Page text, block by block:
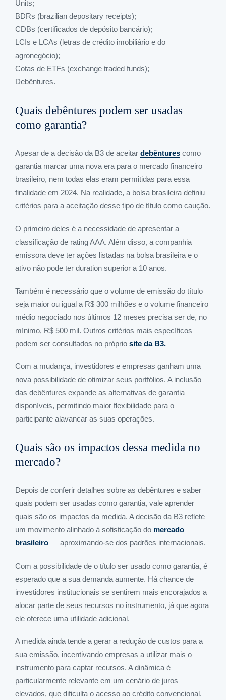
Units;
BDRs (brazilian depositary receipts);
CDBs (certificados de depósito bancário);
LCIs e LCAs (letras de crédito imobiliário e do
agronegócio);
Cotas de ETFs (exchange traded funds);
Debêntures.
Quais debêntures podem ser usadas
como garantia?
Apesar de a decisão da B3 de aceitardebêntures como
garantia marcar uma nova era para o mercado financeiro
brasileiro, nem todas elas eram permitidas para essa
finalidade em 2024. Na realidade, a bolsa brasileira definiu
critérios para a aceitação desse tipo de título como caução.
O primeiro deles é a necessidade de apresentar a
classificação de rating AAA. Além disso, a companhia
emissora deve ter ações listadas na bolsa brasileira e o
ativo não pode ter duration superior a 10 anos.
Também é necessário que o volume de emissão do título
seja maior ou igual a R$ 300 milhões e o volume financeiro
médio negociado nos últimos 12 meses precisa ser de, no
mínimo, R$ 500 mil. Outros critérios mais específicos
podem ser consultados no própriosite da B3.
Com a mudança, investidores e empresas ganham uma
nova possibilidade de otimizar seus portfólios. A inclusão
das debêntures expande as alternativas de garantia
disponíveis, permitindo maior flexibilidade para o
participante alavancar as suas operações.
Quais são os impactos dessa medida no
mercado?
Depois de conferir detalhes sobre as debêntures e saber
quais podem ser usadas como garantia, vale aprender
quais são os impactos da medida. A decisão da B3 reflete
um movimento alinhado à sofisticação do mercado
brasileiro — aproximando-se dos padrões internacionais.
Com a possibilidade de o título ser usado como garantia, é
esperado que a sua demanda aumente. Há chance de
investidores institucionais se sentirem mais encorajados a
alocar parte de seus recursos no instrumento, já que agora
ele oferece uma utilidade adicional.
A medida ainda tende a gerar a redução de custos para a
sua emissão, incentivando empresas a utilizar mais o
instrumento para captar recursos. A dinâmica é
particularmente relevante em um cenário de juros
elevados, que dificulta o acesso ao crédito convencional.